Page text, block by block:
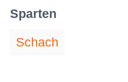
Sparten
Schach